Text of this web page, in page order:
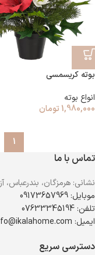
بوته کریسمسی
انواع بوته
1,980,000 تومان
1
تماس با ما
نشانی: هرمزگان، بندرعباس،
موبایل: 09173657969
تلفن: 07633345194
ایمیل: info@ikalahome.com
دسترسی سریع